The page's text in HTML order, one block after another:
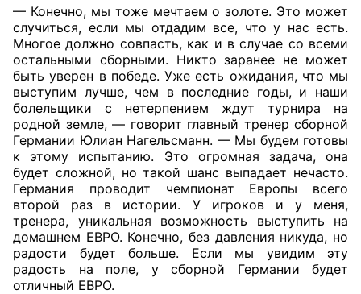
— Конечно, мы тоже мечтаем о золоте. Это может
случиться, если мы отдадим все, что у нас есть.
Многое должно совпасть, как и в случае со всеми
остальными сборными. Никто заранее не может
быть уверен в победе. Уже есть ожидания, что мы
выступим лучше, чем в последние годы, и наши
болельщики с нетерпением ждут турнира на
родной земле, — говорит главный тренер сборной
Германии Юлиан Нагельсманн. — Мы будем готовы
к этому испытанию. Это огромная задача, она
будет сложной, но такой шанс выпадает нечасто.
Германия проводит чемпионат Европы всего
второй раз в истории. У игроков и у меня,
тренера, уникальная возможность выступить на
домашнем ЕВРО. Конечно, без давления никуда, но
радости будет больше. Если мы увидим эту
радость на поле, у сборной Германии будет
отличный ЕВРО.